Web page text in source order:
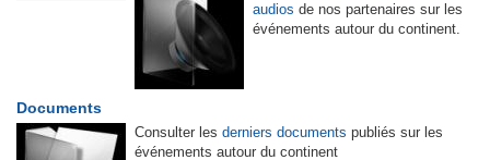
audios de nos partenaires sur les
événements autour du continent.
Documents
Consulter les derniers documents publiés sur les
événements autour du continent